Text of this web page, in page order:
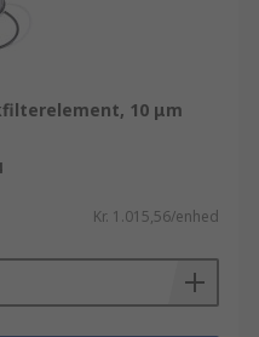
10 μm
Kr. 1.015,56/enhed